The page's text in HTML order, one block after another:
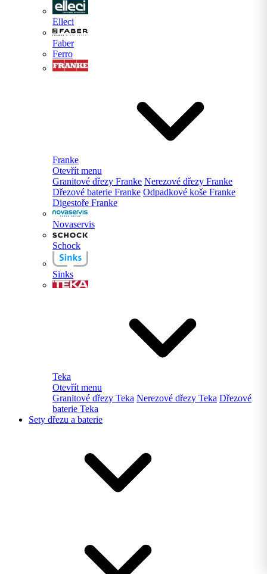
Elleci
Faber
Ferro
Franke
Otevřít menu
Granitové dřezy Franke Nerezové dřezy Franke
Dřezové baterie Franke Odpadkové koše Franke
Digestoře Franke
Novaservis
Schock
Sinks
Teka
Otevřít menu
Granitové dřezy Teka Nerezové dřezy Teka Dřezové
baterie Teka
Sety dřezu a baterie